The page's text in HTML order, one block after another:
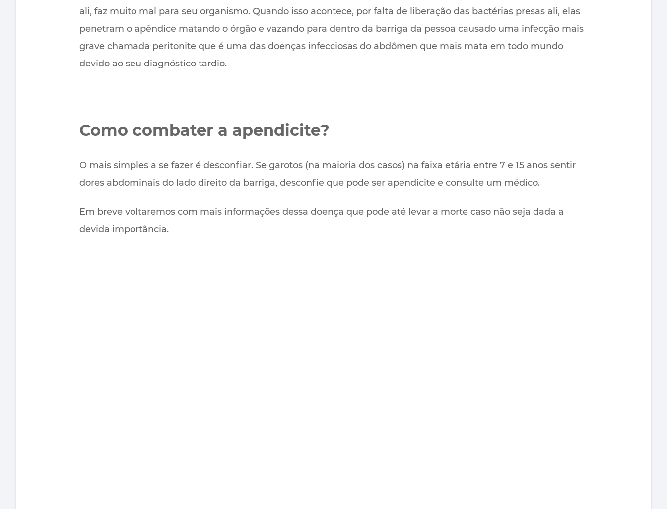
ali, faz muito mal para seu organismo. Quando isso acontece, por falta de liberação das bactérias presas ali, elas
penetram o apêndice matando o órgão e vazando para dentro da barriga da pessoa causado uma infecção mais
grave chamada peritonite que é uma das doenças infecciosas do abdômen que mais mata em todo mundo
devido ao seu diagnóstico tardio.
Como combater a apendicite?
O mais simples a se fazer é desconfiar. Se garotos (na maioria dos casos) na faixa etária entre 7 e 15 anos sentir
dores abdominais do lado direito da barriga, desconfie que pode ser apendicite e consulte um médico.
Em breve voltaremos com mais informações dessa doença que pode até levar a morte caso não seja dada a
devida importância.